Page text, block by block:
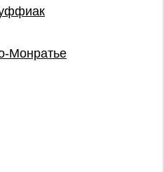
Монратье